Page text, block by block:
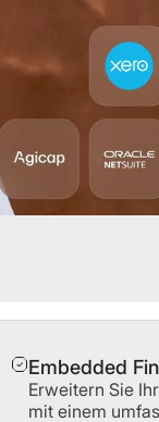
Embedded
Erweitern Sie
mit einem